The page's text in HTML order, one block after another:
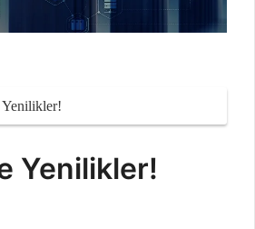
Yenilikler!